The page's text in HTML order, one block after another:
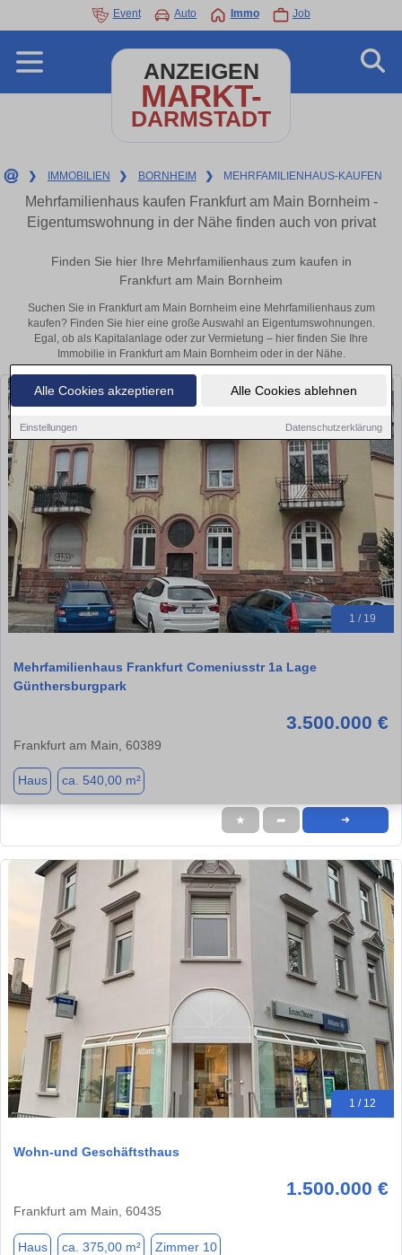
Alle Cookies akzeptieren Alle Cookies ablehnen
Einstellungen Datenschutzerklärung
Event Auto Immo Job
ANZEIGEN
MARKT-
DARMSTADT
❯ IMMOBILIEN ❯ BORNHEIM ❯ MEHRFAMILIENHAUS-KAUFEN
Mehrfamilienhaus kaufen Frankfurt am Main Bornheim -
Eigentumswohnung in der Nähe finden auch von privat
Finden Sie hier Ihre Mehrfamilienhaus zum kaufen in
Frankfurt am Main Bornheim
Suchen Sie in Frankfurt am Main Bornheim eine Mehrfamilienhaus zum
kaufen? Finden Sie hier eine große Auswahl an Eigentumswohnungen.
Egal, ob als Kapitalanlage oder zur Vermietung – hier finden Sie Ihre
Immobilie in Frankfurt am Main Bornheim oder in der Nähe.
1 / 19
Mehrfamilienhaus Frankfurt Comeniusstr 1a Lage
Günthersburgpark
3.500.000 €
Frankfurt am Main, 60389
Haus ca. 540,00 m²
★ ➦ ➜
1 / 12
Wohn-und Geschäftsthaus
1.500.000 €
Frankfurt am Main, 60435
Haus ca. 375,00 m² Zimmer 10